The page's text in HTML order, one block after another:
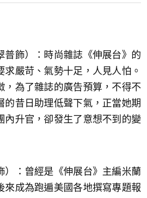
普飾）：時尚雜誌《伸展台》的
求嚴苛、氣勢十足，人見人怕。
，為了雜誌的廣告預算，不得不
的昔日助理低聲下氣，正當她期
內升官，卻發生了意想不到的變
）：曾經是《伸展台》主編米蘭
來成為跑遍美國各地撰寫專題報